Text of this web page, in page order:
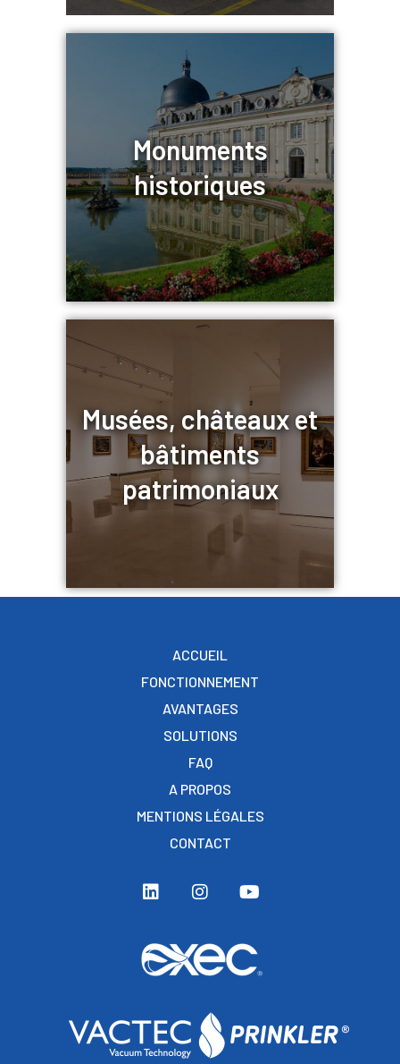
Monuments
historiques
Musées, châteaux et
bâtiments
patrimoniaux
ACCUEIL
FONCTIONNEMENT
AVANTAGES
SOLUTIONS
FAQ
A PROPOS
MENTIONS LÉGALES
CONTACT
L
i
e
d
I
n
a
g
m
Y
o
u
b